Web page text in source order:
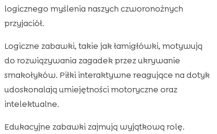
logicznego myślenia naszych czworonożnych
przyjaciół.
Logiczne zabawki, takie jak łamigłówki, motywują
do rozwiązywania zagadek przez ukrywanie
smakołyków. Piłki interaktywne reagujące na dotyk
udoskonalają umiejętności motoryczne oraz
intelektualne.
Edukacyjne zabawki zajmują wyjątkową rolę.